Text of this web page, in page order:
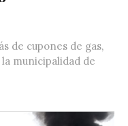
de cupones de gas,
municipalidad de